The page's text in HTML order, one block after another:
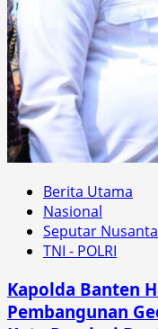
Berita Utama
Nasional
Seputar
TNI - POLRI
Kapolda Banten
Pembangunan